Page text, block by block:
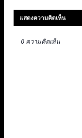
แสดงความคิดเห็น
0 ความคิดเห็น